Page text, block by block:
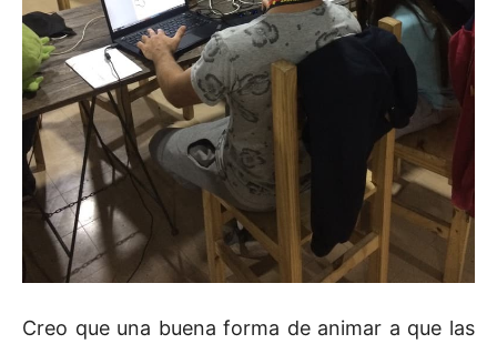
Creo que una buena forma de animar a que las